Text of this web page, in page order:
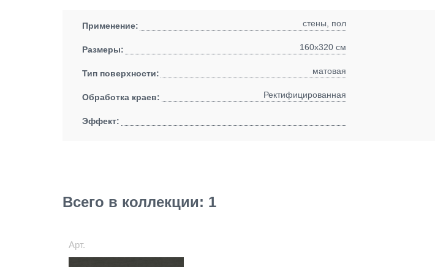
Применение: стены, пол
Размеры: 160x320 см
Тип поверхности: матовая
Обработка краев: Ректифицированная
Эффект:
Всего в коллекции: 1
Арт.